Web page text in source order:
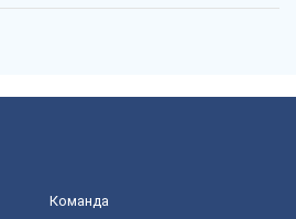
Команда